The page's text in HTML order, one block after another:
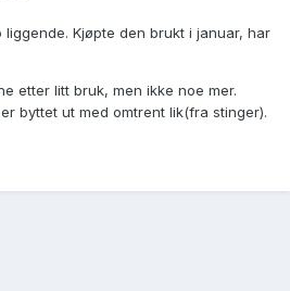
liggende. Kjøpte den brukt i januar, har
etter litt bruk, men ikke noe mer.
byttet ut med omtrent lik(fra stinger).